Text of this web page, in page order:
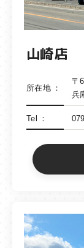
山崎店
所在地
〒
兵
Tel